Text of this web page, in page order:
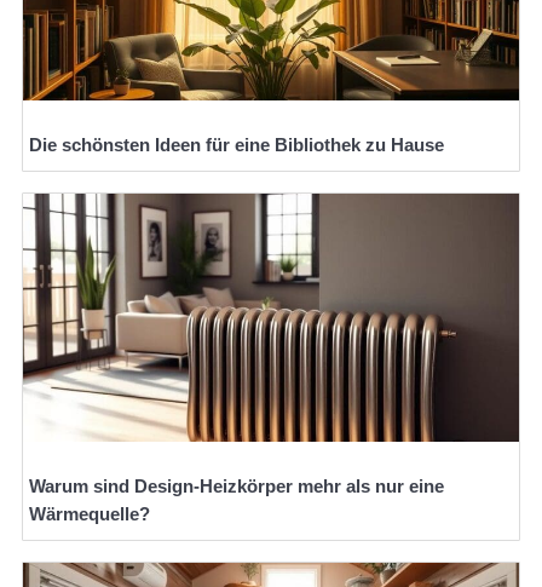
Die schönsten Ideen für eine Bibliothek zu Hause
Warum sind Design-Heizkörper mehr als nur eine
Wärmequelle?